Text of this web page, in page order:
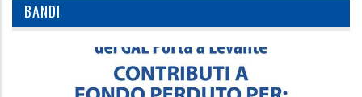
BANDI